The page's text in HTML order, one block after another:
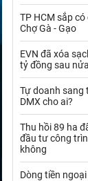
Kim loại
Muối
Nhựa - Hạt
Palladium
Rau - Củ -
Sữa
TP HCM sắp
Chợ Gà - Gạo
EVN đã xóa
tỷ đồng sau
Tự doanh sang
DMX cho ai?
Thu hồi 89 ha
đầu tư công
không
Dòng tiền